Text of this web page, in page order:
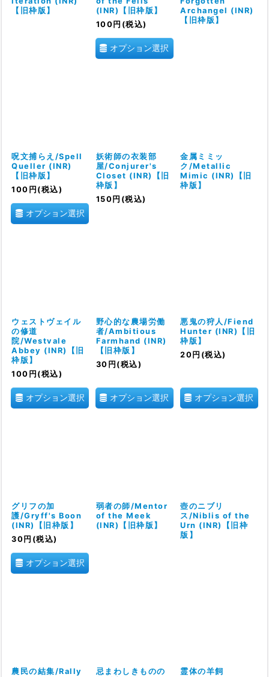
【旧枠版】
(INR)【旧枠版】
100 円 (税込)
オプション選択
Archangel (INR)
【旧枠版】
呪文捕らえ/Spell
Queller (INR)
【旧枠版】
100 円 (税込)
オプション選択
妖術師の衣装部
屋/Conjurer's
Closet (INR)【旧
枠版】
150 円 (税込)
金属ミミッ
ク/Metallic
Mimic (INR)【旧
枠版】
ウェストヴェイル
の修道
院/Westvale
Abbey (INR)【旧
枠版】
100 円 (税込)
オプション選択
野心的な農場労働
者/Ambitious
Farmhand (INR)
【旧枠版】
30 円 (税込)
オプション選択
悪鬼の狩人/Fiend
Hunter (INR)【旧
枠版】
20 円 (税込)
オプション選択
グリフの加
護/Gryff's Boon
(INR)【旧枠版】
30 円 (税込)
オプション選択
弱者の師/Mentor
of the Meek
(INR)【旧枠版】
壺のニブリ
ス/Niblis of the
Urn (INR)【旧枠
版】
農民の結集/Rally
忌まわしきものの
霊体の羊飼